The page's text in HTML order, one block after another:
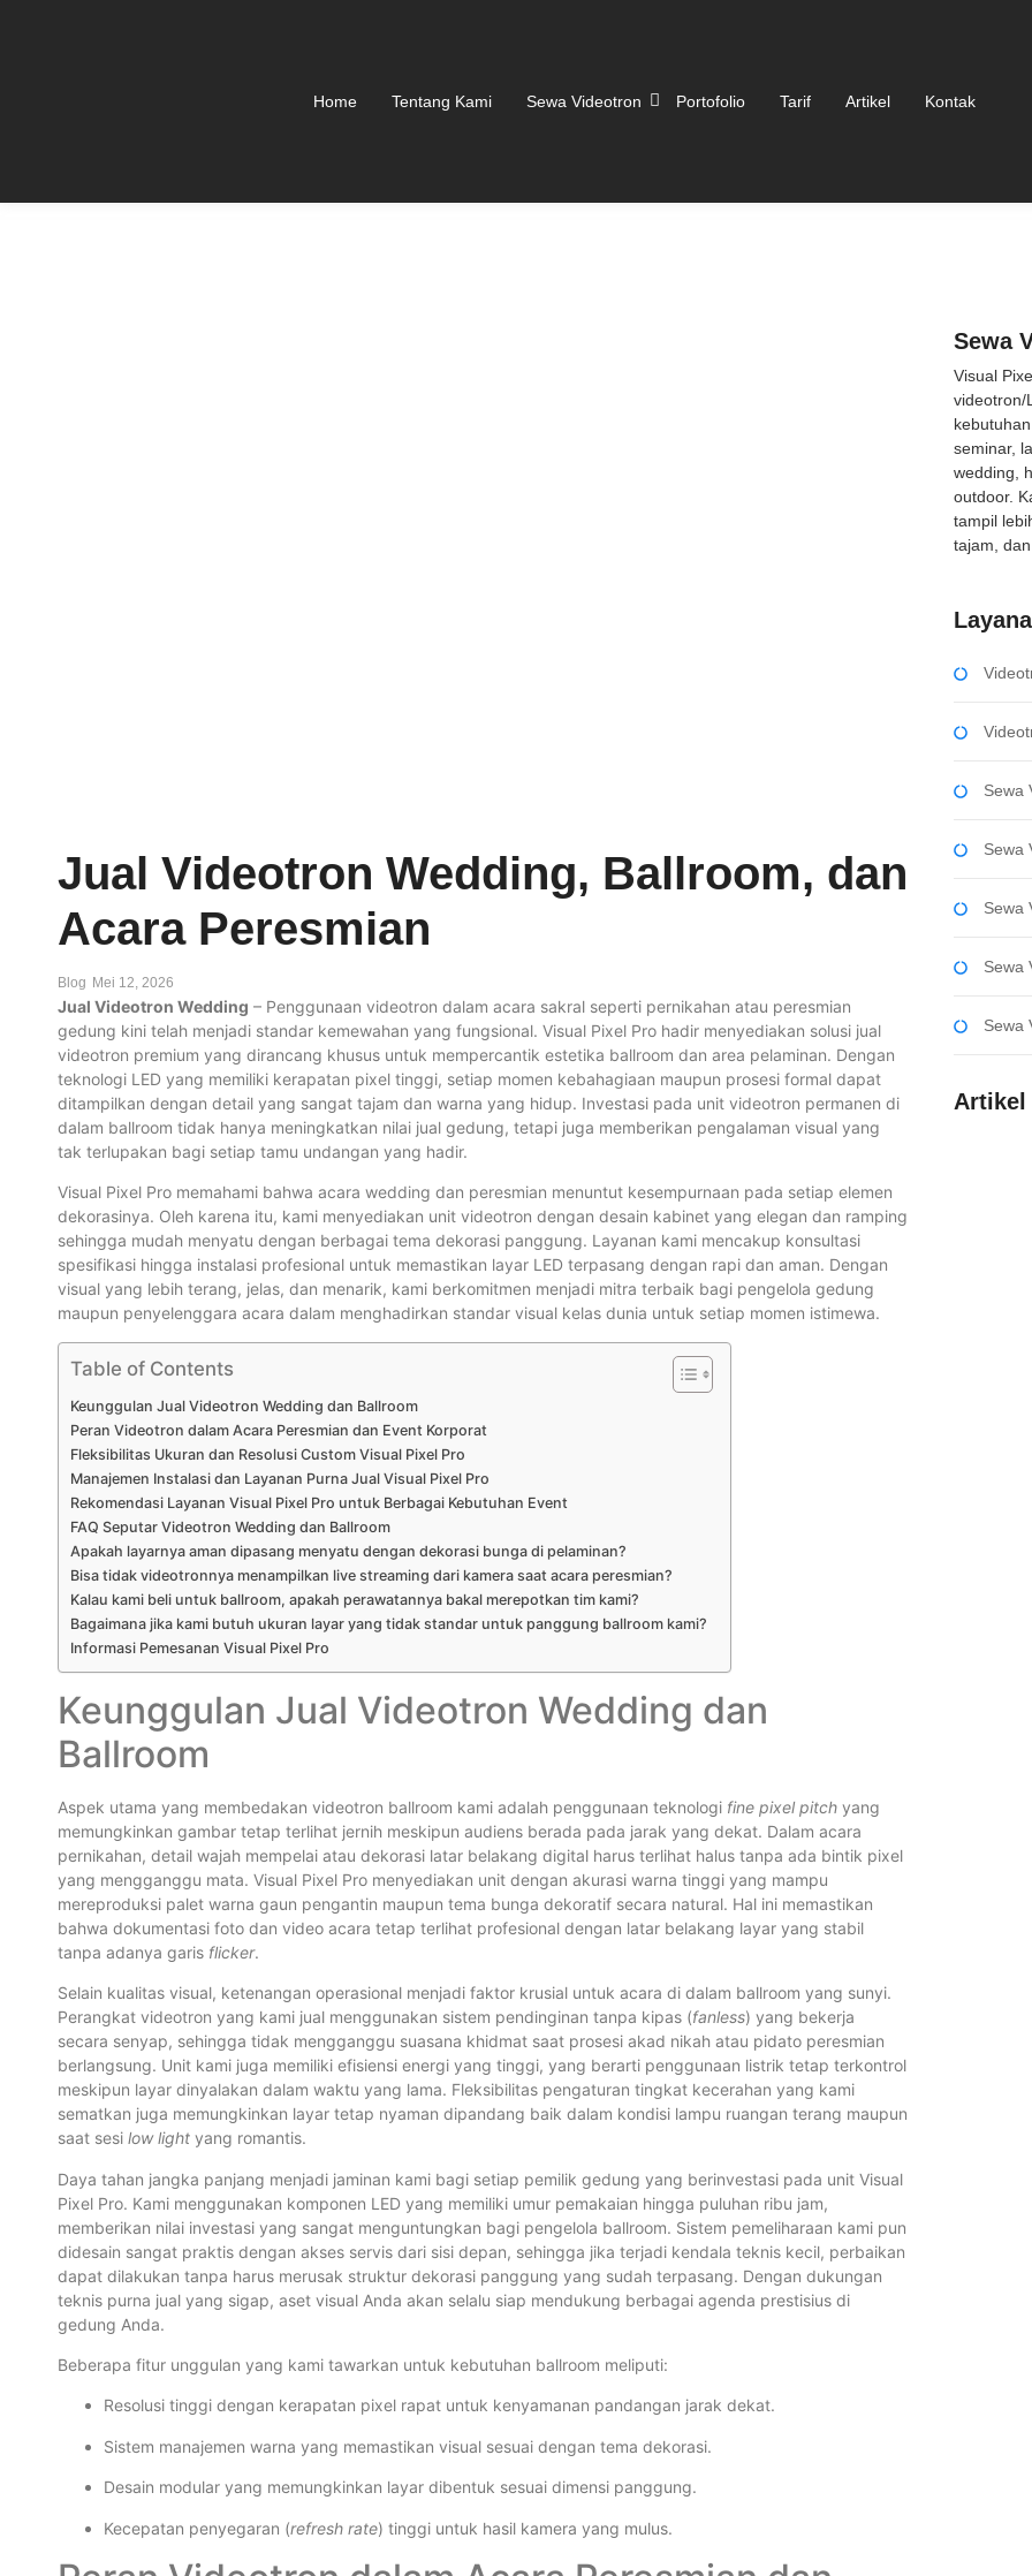
Home Tentang Kami Sewa Videotron Portofolio Tarif Artikel Kontak
Jual Videotron Wedding, Ballroom, dan
Acara Peresmian
Blog Mei 12, 2026
Jual Videotron Wedding – Penggunaan videotron dalam acara sakral seperti pernikahan atau peresmian
gedung kini telah menjadi standar kemewahan yang fungsional. Visual Pixel Pro hadir menyediakan solusi jual
videotron premium yang dirancang khusus untuk mempercantik estetika ballroom dan area pelaminan. Dengan
teknologi LED yang memiliki kerapatan pixel tinggi, setiap momen kebahagiaan maupun prosesi formal dapat
ditampilkan dengan detail yang sangat tajam dan warna yang hidup. Investasi pada unit videotron permanen di
dalam ballroom tidak hanya meningkatkan nilai jual gedung, tetapi juga memberikan pengalaman visual yang
tak terlupakan bagi setiap tamu undangan yang hadir.
Visual Pixel Pro memahami bahwa acara wedding dan peresmian menuntut kesempurnaan pada setiap elemen
dekorasinya. Oleh karena itu, kami menyediakan unit videotron dengan desain kabinet yang elegan dan ramping
sehingga mudah menyatu dengan berbagai tema dekorasi panggung. Layanan kami mencakup konsultasi
spesifikasi hingga instalasi profesional untuk memastikan layar LED terpasang dengan rapi dan aman. Dengan
visual yang lebih terang, jelas, dan menarik, kami berkomitmen menjadi mitra terbaik bagi pengelola gedung
maupun penyelenggara acara dalam menghadirkan standar visual kelas dunia untuk setiap momen istimewa.
Table of Contents
Keunggulan Jual Videotron Wedding dan Ballroom
Peran Videotron dalam Acara Peresmian dan Event Korporat
Fleksibilitas Ukuran dan Resolusi Custom Visual Pixel Pro
Manajemen Instalasi dan Layanan Purna Jual Visual Pixel Pro
Rekomendasi Layanan Visual Pixel Pro untuk Berbagai Kebutuhan Event
FAQ Seputar Videotron Wedding dan Ballroom
Apakah layarnya aman dipasang menyatu dengan dekorasi bunga di pelaminan?
Bisa tidak videotronnya menampilkan live streaming dari kamera saat acara peresmian?
Kalau kami beli untuk ballroom, apakah perawatannya bakal merepotkan tim kami?
Bagaimana jika kami butuh ukuran layar yang tidak standar untuk panggung ballroom kami?
Informasi Pemesanan Visual Pixel Pro
Keunggulan Jual Videotron Wedding dan
Ballroom
Aspek utama yang membedakan videotron ballroom kami adalah penggunaan teknologi fine pixel pitch yang
memungkinkan gambar tetap terlihat jernih meskipun audiens berada pada jarak yang dekat. Dalam acara
pernikahan, detail wajah mempelai atau dekorasi latar belakang digital harus terlihat halus tanpa ada bintik pixel
yang mengganggu mata. Visual Pixel Pro menyediakan unit dengan akurasi warna tinggi yang mampu
mereproduksi palet warna gaun pengantin maupun tema bunga dekoratif secara natural. Hal ini memastikan
bahwa dokumentasi foto dan video acara tetap terlihat profesional dengan latar belakang layar yang stabil
tanpa adanya garis flicker.
Selain kualitas visual, ketenangan operasional menjadi faktor krusial untuk acara di dalam ballroom yang sunyi.
Perangkat videotron yang kami jual menggunakan sistem pendinginan tanpa kipas (fanless) yang bekerja
secara senyap, sehingga tidak mengganggu suasana khidmat saat prosesi akad nikah atau pidato peresmian
berlangsung. Unit kami juga memiliki efisiensi energi yang tinggi, yang berarti penggunaan listrik tetap terkontrol
meskipun layar dinyalakan dalam waktu yang lama. Fleksibilitas pengaturan tingkat kecerahan yang kami
sematkan juga memungkinkan layar tetap nyaman dipandang baik dalam kondisi lampu ruangan terang maupun
saat sesi low light yang romantis.
Daya tahan jangka panjang menjadi jaminan kami bagi setiap pemilik gedung yang berinvestasi pada unit Visual
Pixel Pro. Kami menggunakan komponen LED yang memiliki umur pemakaian hingga puluhan ribu jam,
memberikan nilai investasi yang sangat menguntungkan bagi pengelola ballroom. Sistem pemeliharaan kami pun
didesain sangat praktis dengan akses servis dari sisi depan, sehingga jika terjadi kendala teknis kecil, perbaikan
dapat dilakukan tanpa harus merusak struktur dekorasi panggung yang sudah terpasang. Dengan dukungan
teknis purna jual yang sigap, aset visual Anda akan selalu siap mendukung berbagai agenda prestisius di
gedung Anda.
Beberapa fitur unggulan yang kami tawarkan untuk kebutuhan ballroom meliputi:
Resolusi tinggi dengan kerapatan pixel rapat untuk kenyamanan pandangan jarak dekat.
Sistem manajemen warna yang memastikan visual sesuai dengan tema dekorasi.
Desain modular yang memungkinkan layar dibentuk sesuai dimensi panggung.
Kecepatan penyegaran (refresh rate) tinggi untuk hasil kamera yang mulus.
Sewa
Visual
videotron/
seminar,
wedding,
outdoor.
tampil
tajam, dan
Sewa
Sewa
Sewa
Sewa
Sewa
Artikel